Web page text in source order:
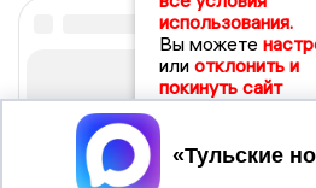
использования.
Вы можете
или отклонить и
покинуть сайт
Принять